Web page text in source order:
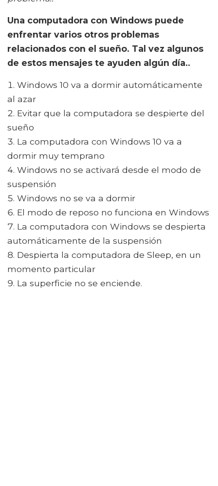
Una computadora con Windows puede
enfrentar varios otros problemas
relacionados con el sueño. Tal vez algunos
de estos mensajes te ayuden algún día..
Windows 10 va a dormir automáticamente
al azar
Evitar que la computadora se despierte del
sueño
La computadora con Windows 10 va a
dormir muy temprano
Windows no se activará desde el modo de
suspensión
Windows no se va a dormir
El modo de reposo no funciona en Windows
La computadora con Windows se despierta
automáticamente de la suspensión
Despierta la computadora de Sleep, en un
momento particular
La superficie no se enciende.